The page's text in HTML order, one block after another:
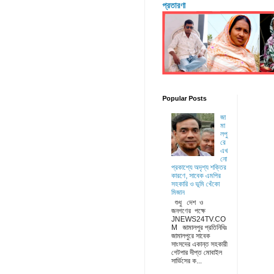
প্রতারণা
Popular Posts
জা
মা
লপু
রে
এখ
নো
প্রকাশ্যে অদৃশ্য শক্তির
কারণে, সাবেক এমপির
সহকারি ও ভূমি খেঁকো
মিজান
শুধু দেশ ও
জনগণের পক্ষে
JNEWS24TV.CO
M জামালপুর প্রতিনিধিঃ
জামালপুরে সাবেক
সাংসদের একান্ত সহকারী
গেটপার দীপ্ত মোবাইল
সার্ভিসের ক...